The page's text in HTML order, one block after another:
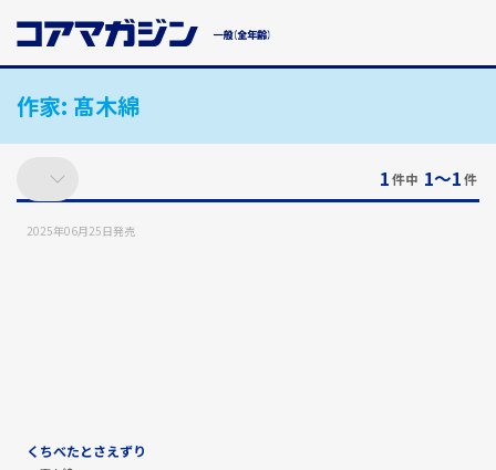
ン
作家: 髙木綿
1件中 1〜1件
2025年06月25日発売
くちべたとさえずり